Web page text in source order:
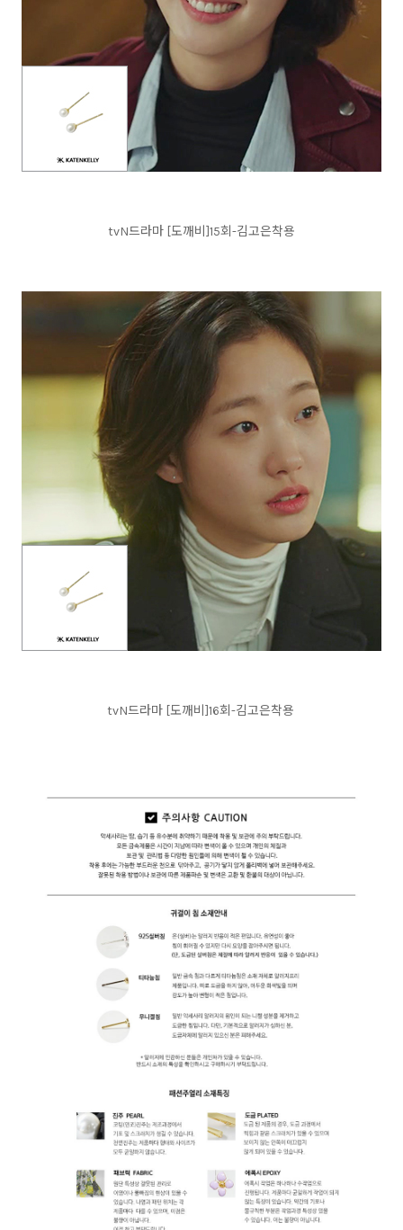
tvN드라마 [도깨비]15회-김고은착용
tvN드라마 [도깨비]16회-김고은착용